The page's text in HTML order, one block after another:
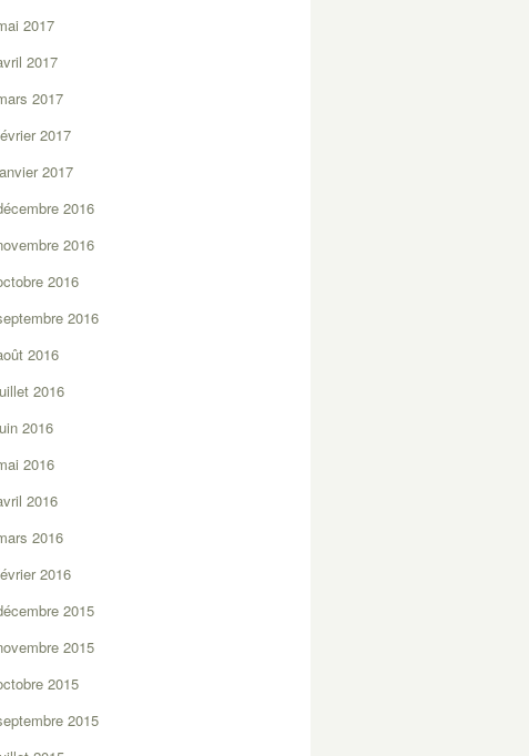
2017
2017
2017
2017
2017
2016
2016
2016
2016
2016
2016
2016
2016
2016
2016
2016
2015
2015
2015
2015